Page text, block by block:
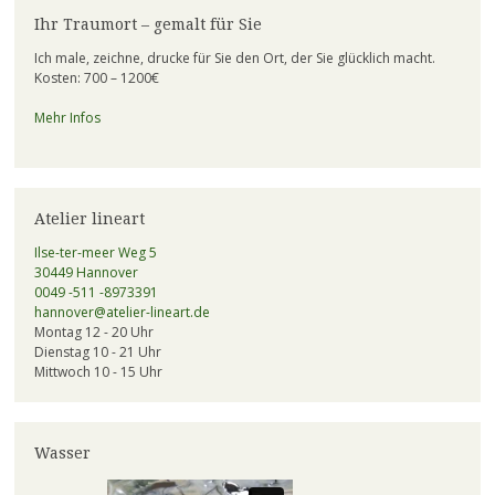
Ihr Traumort – gemalt für Sie
Ich male, zeichne, drucke für Sie den Ort, der Sie glücklich macht.
Kosten: 700 – 1200€
Mehr Infos
Atelier lineart
Ilse-ter-meer Weg 5
30449 Hannover
0049 -511 -8973391
hannover@atelier-lineart.de
Montag 12 - 20 Uhr
Dienstag 10 - 21 Uhr
Mittwoch 10 - 15 Uhr
Wasser